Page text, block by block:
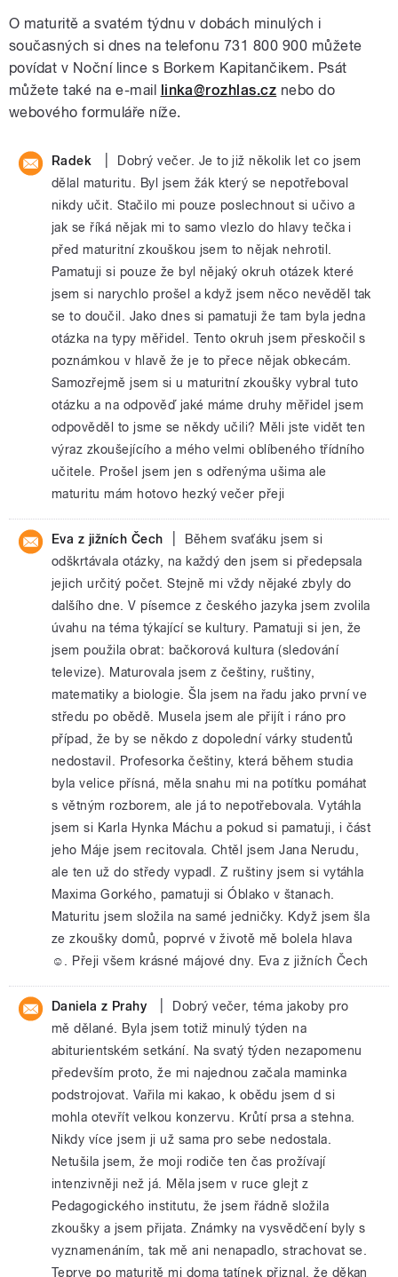
O maturitě a svatém týdnu v dobách minulých i
současných si dnes na telefonu 731 800 900 můžete
povídat v Noční lince s Borkem Kapitančikem. Psát
můžete také na e-mail linka@rozhlas.cz nebo do
webového formuláře níže.
Radek
Dobrý večer. Je to již několik let co jsem
dělal maturitu. Byl jsem žák který se nepotřeboval
nikdy učit. Stačilo mi pouze poslechnout si učivo a
jak se říká nějak mi to samo vlezlo do hlavy tečka i
před maturitní zkouškou jsem to nějak nehrotil.
Pamatuji si pouze že byl nějaký okruh otázek které
jsem si narychlo prošel a když jsem něco nevěděl tak
se to doučil. Jako dnes si pamatuji že tam byla jedna
otázka na typy měřidel. Tento okruh jsem přeskočil s
poznámkou v hlavě že je to přece nějak obkecám.
Samozřejmě jsem si u maturitní zkoušky vybral tuto
otázku a na odpověď jaké máme druhy měřidel jsem
odpověděl to jsme se někdy učili? Měli jste vidět ten
výraz zkoušejícího a mého velmi oblíbeného třídního
učitele. Prošel jsem jen s odřenýma ušima ale
maturitu mám hotovo hezký večer přeji
Eva z jižních Čech
Během svaťáku jsem si
odškrtávala otázky, na každý den jsem si předepsala
jejich určitý počet. Stejně mi vždy nějaké zbyly do
dalšího dne. V písemce z českého jazyka jsem zvolila
úvahu na téma týkající se kultury. Pamatuji si jen, že
jsem použila obrat: bačkorová kultura (sledování
televize). Maturovala jsem z češtiny, ruštiny,
matematiky a biologie. Šla jsem na řadu jako první ve
středu po obědě. Musela jsem ale přijít i ráno pro
případ, že by se někdo z dopolední várky studentů
nedostavil. Profesorka češtiny, která během studia
byla velice přísná, měla snahu mi na potítku pomáhat
s větným rozborem, ale já to nepotřebovala. Vytáhla
jsem si Karla Hynka Máchu a pokud si pamatuji, i část
jeho Máje jsem recitovala. Chtěl jsem Jana Nerudu,
ale ten už do středy vypadl. Z ruštiny jsem si vytáhla
Maxima Gorkého, pamatuji si Óblako v štanach.
Maturitu jsem složila na samé jedničky. Když jsem šla
ze zkoušky domů, poprvé v životě mě bolela hlava
☺. Přeji všem krásné májové dny. Eva z jižních Čech
Daniela z Prahy
Dobrý večer, téma jakoby pro
mě dělané. Byla jsem totiž minulý týden na
abiturientském setkání. Na svatý týden nezapomenu
především proto, že mi najednou začala maminka
podstrojovat. Vařila mi kakao, k obědu jsem d si
mohla otevřít velkou konzervu. Krůtí prsa a stehna.
Nikdy více jsem ji už sama pro sebe nedostala.
Netušila jsem, že moji rodiče ten čas prožívají
intenzivněji než já. Měla jsem v ruce glejt z
Pedagogického institutu, že jsem řádně složila
zkoušky a jsem přijata. Známky na vysvědčení byly s
vyznamenáním, tak mě ani nenapadlo, strachovat se.
Teprve po maturitě mi doma tatínek přiznal, že děkan